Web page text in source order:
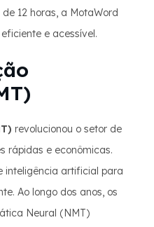
12 horas, a MotaWord
e acessível.
revolucionou o setor de
rápidas e econômicas.
inteligência artificial para
Ao longo dos anos, os
Neural (NMT)